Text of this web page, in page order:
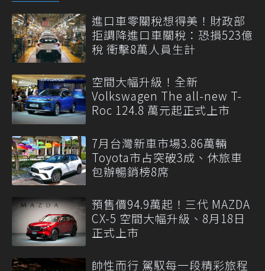
進口車零關稅想得美！財政部
拒調降進口車關稅：恐損523億
稅 衝擊8萬人員生計
空間大幅升級！全新
Volkswagen The all-new T-
Roc 124.8 萬元起正式上市
7月台灣新車市場3.86萬輛
Toyota市占突破3成、休旅車
包辦暢銷榜8席
預售價94.9萬起！三代 MAZDA
CX-5 空間大幅升級、8月18日
正式上市
帥性而行 駕馭每一段精彩旅程